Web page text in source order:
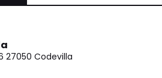
27050 Codevilla